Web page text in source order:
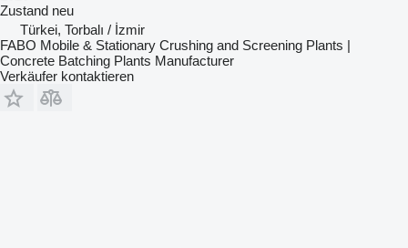
Zustand neu
Türkei, Torbalı / İzmir
FABO Mobile & Stationary Crushing and Screening Plants |
Concrete Batching Plants Manufacturer
Verkäufer kontaktieren